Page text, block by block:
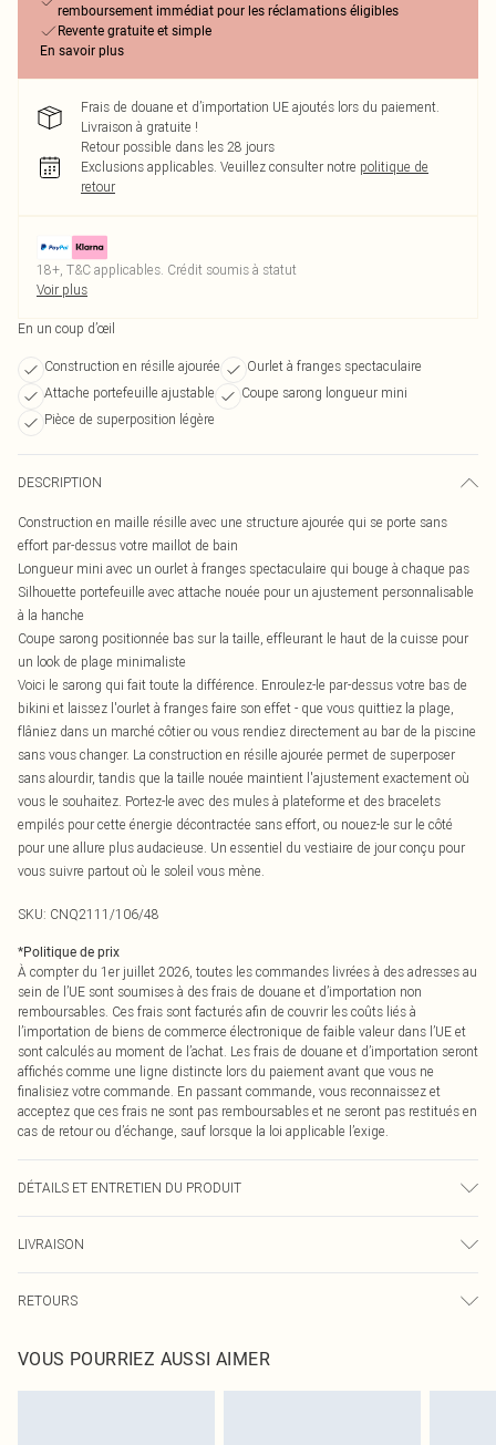
remboursement immédiat pour les réclamations éligibles
Revente gratuite et simple
En savoir plus
Frais de douane et d’importation UE ajoutés lors du paiement.
Livraison à gratuite !
Retour possible dans les 28 jours
Exclusions applicables. Veuillez consulter notre politique de
retour
18+, T&C applicables. Crédit soumis à statut
Voir plus
En un coup d’œil
Construction en résille ajourée
Ourlet à franges spectaculaire
Attache portefeuille ajustable
Coupe sarong longueur mini
Pièce de superposition légère
DESCRIPTION
Construction en maille résille avec une structure ajourée qui se porte sans
effort par-dessus votre maillot de bain
Longueur mini avec un ourlet à franges spectaculaire qui bouge à chaque pas
Silhouette portefeuille avec attache nouée pour un ajustement personnalisable
à la hanche
Coupe sarong positionnée bas sur la taille, effleurant le haut de la cuisse pour
un look de plage minimaliste
Voici le sarong qui fait toute la différence. Enroulez-le par-dessus votre bas de
bikini et laissez l'ourlet à franges faire son effet - que vous quittiez la plage,
flâniez dans un marché côtier ou vous rendiez directement au bar de la piscine
sans vous changer. La construction en résille ajourée permet de superposer
sans alourdir, tandis que la taille nouée maintient l'ajustement exactement où
vous le souhaitez. Portez-le avec des mules à plateforme et des bracelets
empilés pour cette énergie décontractée sans effort, ou nouez-le sur le côté
pour une allure plus audacieuse. Un essentiel du vestiaire de jour conçu pour
vous suivre partout où le soleil vous mène.
SKU: CNQ2111/106/48
*Politique de prix
À compter du 1er juillet 2026, toutes les commandes livrées à des adresses au
sein de l’UE sont soumises à des frais de douane et d’importation non
remboursables. Ces frais sont facturés afin de couvrir les coûts liés à
l’importation de biens de commerce électronique de faible valeur dans l’UE et
sont calculés au moment de l’achat. Les frais de douane et d’importation seront
affichés comme une ligne distincte lors du paiement avant que vous ne
finalisiez votre commande. En passant commande, vous reconnaissez et
acceptez que ces frais ne sont pas remboursables et ne seront pas restitués en
cas de retour ou d’échange, sauf lorsque la loi applicable l’exige.
DÉTAILS ET ENTRETIEN DU PRODUIT
déteindre.
LIVRAISON
Livraison express France
Jusqu'à 2-3 jours ouvrables
RETOURS
pour nous retourner un article.
Veuillez noter que nous ne pouvons pas rembourser les masques tendance, les
VOUS POURRIEZ AUSSI AIMER